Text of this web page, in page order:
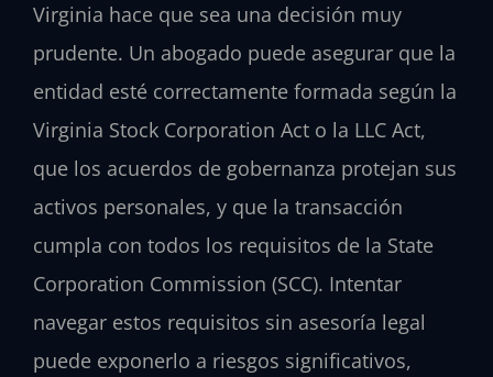
Virginia hace que sea una decisión muy
prudente. Un abogado puede asegurar que la
entidad esté correctamente formada según la
Virginia Stock Corporation Act o la LLC Act,
que los acuerdos de gobernanza protejan sus
activos personales, y que la transacción
cumpla con todos los requisitos de la State
Corporation Commission (SCC). Intentar
navegar estos requisitos sin asesoría legal
puede exponerlo a riesgos significativos,